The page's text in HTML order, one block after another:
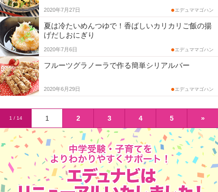
2020年7月27日 エデュママゴハン
夏は冷たいめんつゆで！香ばしいカリカリご飯の揚
げだしおにぎり
2020年7月6日 エデュママゴハン
フルーツグラノーラで作る簡単シリアルバー
2020年6月29日 エデュママゴハン
1 / 14 1 2 3 4 5 »